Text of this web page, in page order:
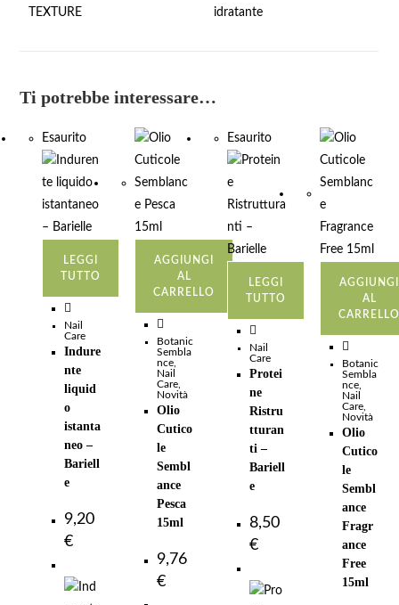
TEXTURE idratante
Ti potrebbe interessare…
Esaurito
LEGGI
TUTTO
Nail
Care
Indure
nte
liquid
o
istanta
neo –
Bariell
e
9,20
€
AGGIUNGI
AL
CARRELLO
Botanic
Sembla
nce
Nail
Care
Novità
Olio
Cutico
le
Sembl
ance
Pesca
15ml
9,76
€
Esaurito
LEGGI
TUTTO
Nail
Care
Protei
ne
Ristru
tturan
ti –
Bariell
e
8,50
€
AGGIUNGI
AL
Botanic
Sembla
nce
Nail
Care
Novità
Olio
Cutico
le
Sembl
ance
Fragr
ance
Free
15ml